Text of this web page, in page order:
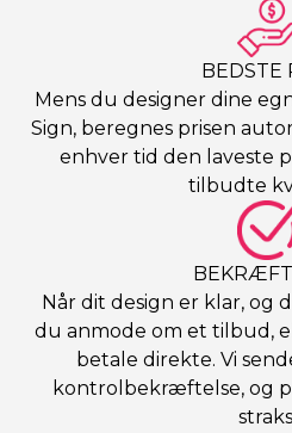
BEDSTE
Mens du designer dine
Sign, beregnes prisen
enhver tid den laveste
tilbudte
Når dit design er klar, og
du anmode om et tilbud,
betale direkte. Vi
kontrolbekræftelse, og